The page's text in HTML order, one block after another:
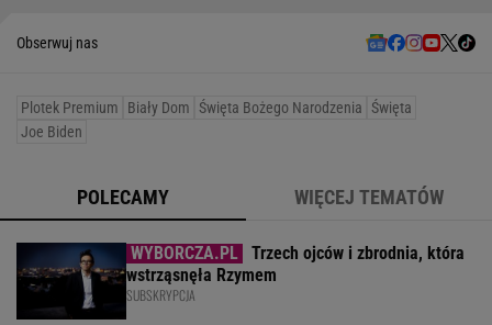
Obserwuj nas
Plotek Premium Biały Dom Święta Bożego Narodzenia Święta
Joe Biden
POLECAMY WIĘCEJ TEMATÓW
Trzech ojców i zbrodnia, która
wstrząsnęła Rzymem
SUBSKRYPCJA